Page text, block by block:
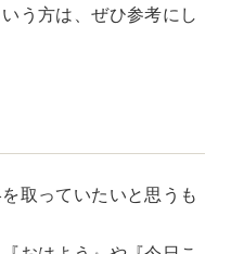
う方は、ぜひ参考にし
取っていたいと思うも